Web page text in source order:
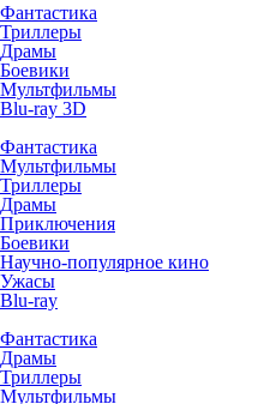
Фантастика
Триллеры
Драмы
Боевики
Мультфильмы
Blu-ray 3D
Фантастика
Мультфильмы
Триллеры
Драмы
Приключения
Боевики
Научно-популярное кино
Ужасы
Blu-ray
Фантастика
Драмы
Триллеры
Мультфильмы